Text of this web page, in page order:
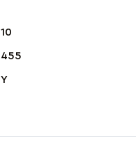
10
455
Y